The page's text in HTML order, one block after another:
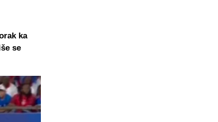
ka
se